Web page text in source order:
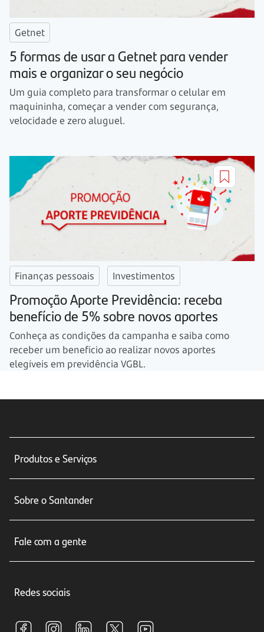
Getnet
5 formas de usar a Getnet para vender
mais e organizar o seu negócio
Um guia completo para transformar o celular em
maquininha, começar a vender com segurança,
velocidade e zero aluguel.
Finanças pessoais Investimentos
Promoção Aporte Previdência: receba
benefício de 5% sobre novos aportes
Conheça as condições da campanha e saiba como
receber um benefício ao realizar novos aportes
elegíveis em previdência VGBL.
Produtos e Serviços
Seguros
Crédito e Financiamentos
Investimentos
Sobre o Santander
Fale com a gente
Central de Renegociação
S.A.C
Redes sociais